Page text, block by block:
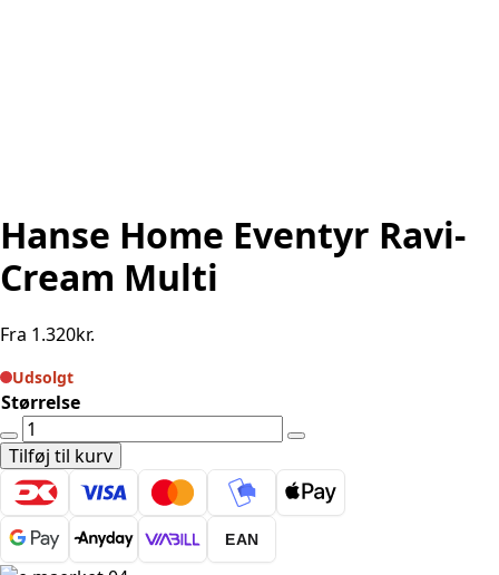
Hanse Home Eventyr Ravi-
Cream Multi
Fra 1.320kr.
Udsolgt
Størrelse
Hanse
Home
Eventyr
Ravi-
Cream
Multi
Tilføj til kurv
EAN